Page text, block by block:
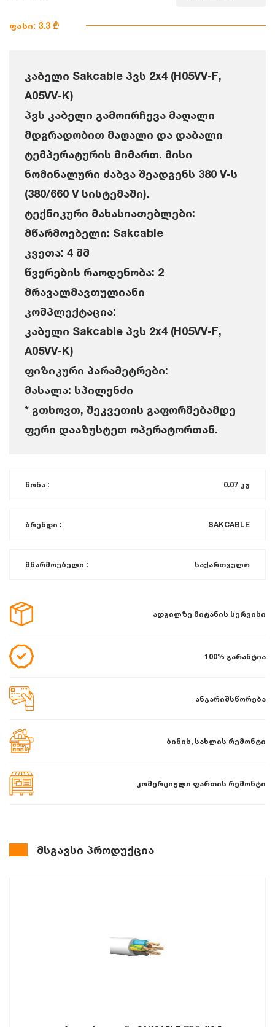
ფასი: 3.3 ₾
კაბელი Sakcable პვს 2x4 (H05VV-F,
A05VV-K)
პვს კაბელი გამოირჩევა მაღალი
მდგრადობით მაღალი და დაბალი
ტემპერატურის მიმართ. მისი
ნომინალური ძაბვა შეადგენს 380 V-ს
(380/660 V სისტემაში).
ტექნიკური მახასიათებლები:
მწარმოებელი: Sakcable
კვეთა: 4 მმ
წვერების რაოდენობა: 2
მრავალმავთულიანი
კომპლექტაცია:
კაბელი Sakcable პვს 2x4 (H05VV-F,
A05VV-K)
ფიზიკური პარამეტრები:
მასალა: სპილენძი
* გთხოვთ, შეკვეთის გაფორმებამდე
ფერი დააზუსტეთ ოპერატორთან.
წონა : 0.07 კგ
ბრენდი : SAKCABLE
მწარმოებელი : საქართველო
ადგილზე მიტანის სერვისი
100% გარანტია
ანგარიშსწორება
ბინის, სახლის რემონტი
კომერციული ფართის რემონტი
მსგავსი პროდუქცია